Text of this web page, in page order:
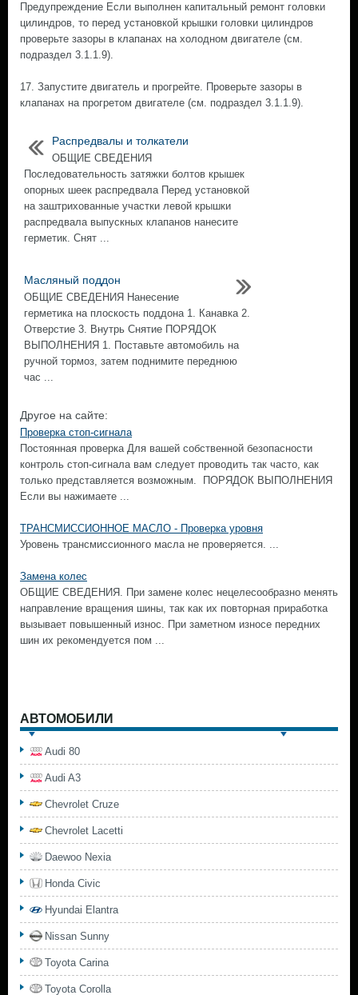
Предупреждение Если выполнен капитальный ремонт головки
цилиндров, то перед установкой крышки головки цилиндров
проверьте зазоры в клапанах на холодном двигателе (см.
подраздел 3.1.1.9).
17. Запустите двигатель и прогрейте. Проверьте зазоры в
клапанах на прогретом двигателе (см. подраздел 3.1.1.9).
Распредвалы и толкатели
ОБЩИЕ СВЕДЕНИЯ
Последовательность затяжки болтов крышек
опорных шеек распредвала Перед установкой
на заштрихованные участки левой крышки
распредвала выпускных клапанов нанесите
герметик. Снят ...
Масляный поддон
ОБЩИЕ СВЕДЕНИЯ Нанесение
герметика на плоскость поддона 1. Канавка 2.
Отверстие 3. Внутрь Снятие ПОРЯДОК
ВЫПОЛНЕНИЯ 1. Поставьте автомобиль на
ручной тормоз, затем поднимите переднюю
час ...
Другое на сайте:
Проверка стоп-сигнала
Постоянная проверка Для вашей собственной безопасности
контроль стоп-сигнала вам следует проводить так часто, как
только представляется возможным. ПОРЯДОК ВЫПОЛНЕНИЯ
Если вы нажимаете ...
ТРАНСМИССИОННОЕ МАСЛО - Проверка уровня
Уровень трансмиссионного масла не проверяется. ...
Замена колес
ОБЩИЕ СВЕДЕНИЯ. При замене колес нецелесообразно менять
направление вращения шины, так как их повторная приработка
вызывает повышенный износ. При заметном износе передних
шин их рекомендуется пом ...
АВТОМОБИЛИ
Audi 80
Audi A3
Chevrolet Cruze
Chevrolet Lacetti
Daewoo Nexia
Honda Civic
Hyundai Elantra
Nissan Sunny
Toyota Carina
Toyota Corolla